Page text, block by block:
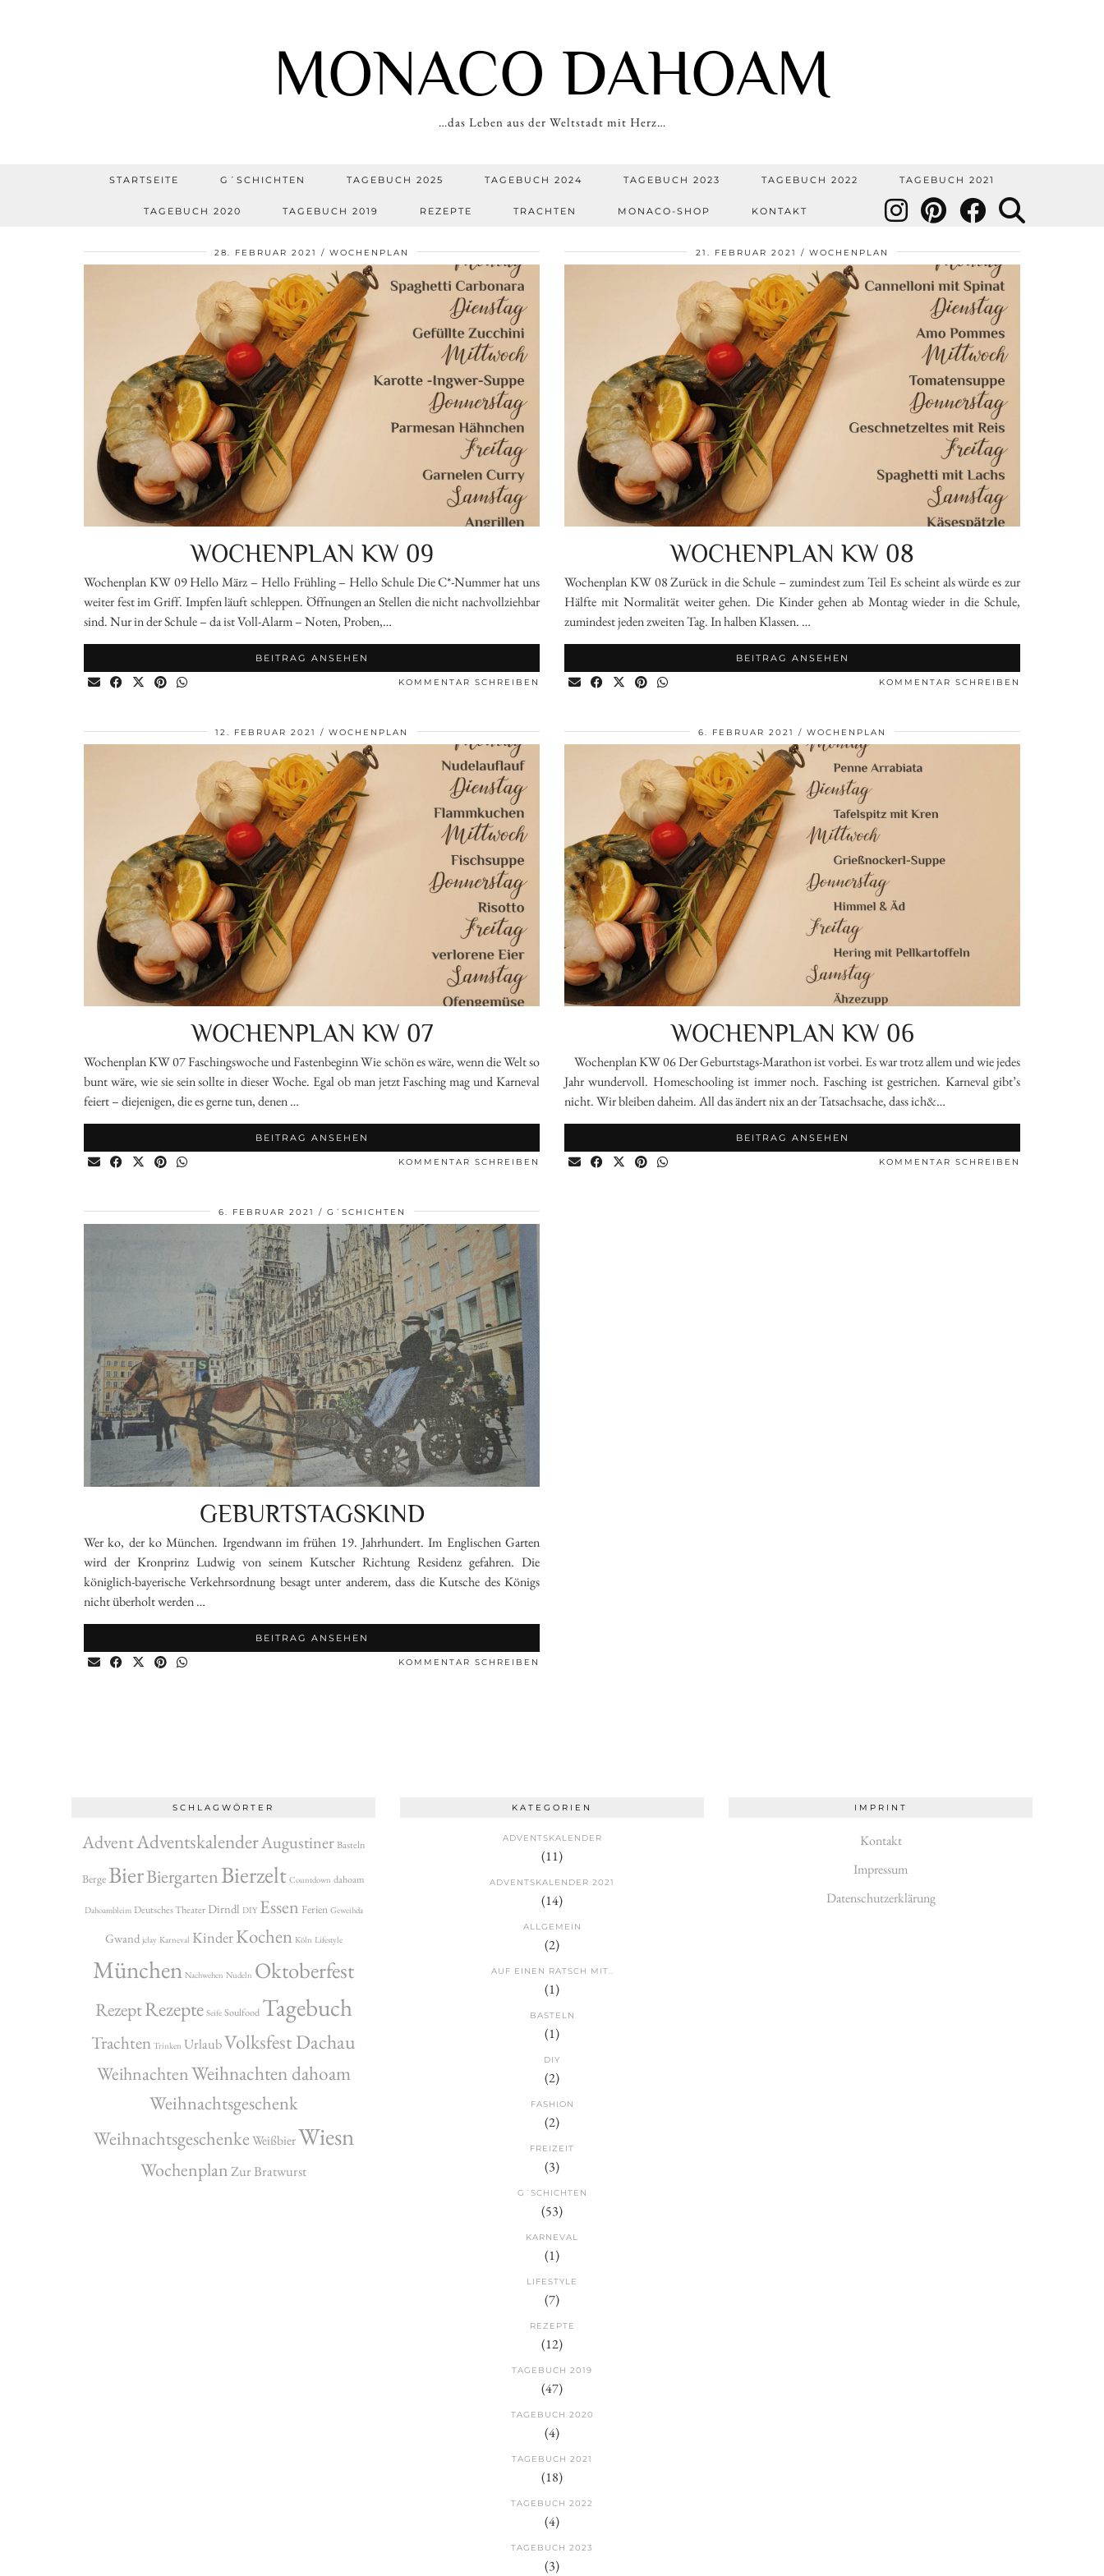
MONACO DAHOAM
…das Leben aus der Weltstadt mit Herz…
STARTSEITE G´SCHICHTEN TAGEBUCH 2025 TAGEBUCH 2024 TAGEBUCH 2023 TAGEBUCH 2022 TAGEBUCH 2021
TAGEBUCH 2020 TAGEBUCH 2019 REZEPTE TRACHTEN MONACO-SHOP KONTAKT
28. FEBRUAR 2021 WOCHENPLAN
WOCHENPLAN KW 09
Wochenplan KW 09 Hello März – Hello Frühling – Hello Schule Die C*-Nummer hat uns
weiter fest im Griff. Impfen läuft schleppen. Öffnungen an Stellen die nicht nachvollziehbar
sind. Nur in der Schule – da ist Voll-Alarm – Noten, Proben,…
BEITRAG ANSEHEN
KOMMENTAR SCHREIBEN
21. FEBRUAR 2021 WOCHENPLAN
WOCHENPLAN KW 08
Wochenplan KW 08 Zurück in die Schule – zumindest zum Teil Es scheint als würde es zur
Hälfte mit Normalität weiter gehen. Die Kinder gehen ab Montag wieder in die Schule,
zumindest jeden zweiten Tag. In halben Klassen. …
BEITRAG ANSEHEN
KOMMENTAR SCHREIBEN
12. FEBRUAR 2021 WOCHENPLAN
WOCHENPLAN KW 07
Wochenplan KW 07 Faschingswoche und Fastenbeginn Wie schön es wäre, wenn die Welt so
bunt wäre, wie sie sein sollte in dieser Woche. Egal ob man jetzt Fasching mag und Karneval
feiert – diejenigen, die es gerne tun, denen …
BEITRAG ANSEHEN
KOMMENTAR SCHREIBEN
6. FEBRUAR 2021 WOCHENPLAN
WOCHENPLAN KW 06
Wochenplan KW 06 Der Geburtstags-Marathon ist vorbei. Es war trotz allem und wie jedes
Jahr wundervoll. Homeschooling ist immer noch. Fasching ist gestrichen. Karneval gibt’s
nicht. Wir bleiben daheim. All das ändert nix an der Tatsachsache, dass ich&…
BEITRAG ANSEHEN
KOMMENTAR SCHREIBEN
6. FEBRUAR 2021 G´SCHICHTEN
GEBURTSTAGSKIND
Wer ko, der ko München. Irgendwann im frühen 19. Jahrhundert. Im Englischen Garten
wird der Kronprinz Ludwig von seinem Kutscher Richtung Residenz gefahren. Die
königlich-bayerische Verkehrsordnung besagt unter anderem, dass die Kutsche des Königs
nicht überholt werden …
BEITRAG ANSEHEN
KOMMENTAR SCHREIBEN
SCHLAGWÖRTER
AdventAdventskalenderAugustiner Basteln
Berge BierBiergartenBierzelt Countdown dahoam
Dahoambleim Deutsches Theater Dirndl DIY Essen Ferien Geweihda
Gwand jclay Karneval KinderKochen Köln Lifestyle
München Nachwehen Nudeln Oktoberfest
RezeptRezepte Seife Soulfood Tagebuch
Trachten Trinken UrlaubVolksfest Dachau
WeihnachtenWeihnachten dahoam
Weihnachtsgeschenk
WeihnachtsgeschenkeWeißbierWiesn
WochenplanZur Bratwurst
KATEGORIEN
ADVENTSKALENDER
(11)
ADVENTSKALENDER 2021
(14)
ALLGEMEIN
(2)
AUF EINEN RATSCH MIT..
(1)
BASTELN
(1)
DIY
(2)
FASHION
(2)
FREIZEIT
(3)
G´SCHICHTEN
(53)
KARNEVAL
(1)
LIFESTYLE
(7)
REZEPTE
(12)
TAGEBUCH 2019
(47)
TAGEBUCH 2020
(4)
TAGEBUCH 2021
(18)
TAGEBUCH 2022
(4)
TAGEBUCH 2023
(3)
IMPRINT
Kontakt
Impressum
Datenschutzerklärung